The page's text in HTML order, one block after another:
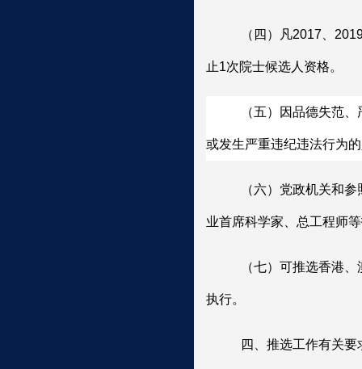
（四）凡2017
止1次院士候选人资格。
（五） 因品德失范
或发生严重违纪违法行为
（六） 党政机关和参
业首席科学家、总工程师
（七） 可推选香港、
执行。
四、推选工作有关要